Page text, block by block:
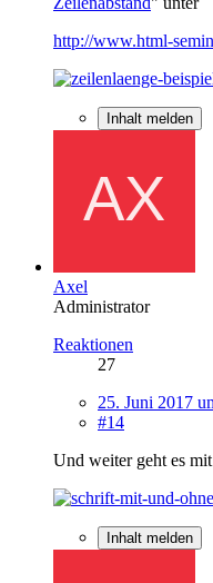
http://www.html-
Inhalt melden
Axel
Administrator
Reaktionen
27
25. Juni 2017
#14
Und weiter geht es
Inhalt melden